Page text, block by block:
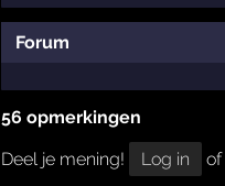
Forum
56 opmerkingen
Deel je mening!
Log in of